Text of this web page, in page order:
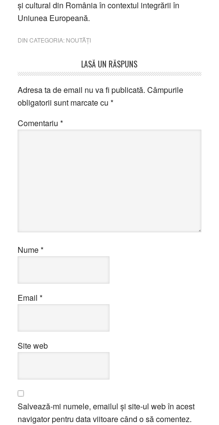
şi cultural din România în contextul integrării în
Uniunea Europeană.
DIN CATEGORIA: NOUTĂȚI
Interactions
LASĂ UN RĂSPUNS
Adresa ta de email nu va fi publicată. Câmpurile
obligatorii sunt marcate cu *
Comentariu *
Nume*
Email *
Site web
Salvează-mi numele, emailul și site-ul web în acest
navigator pentru data viitoare când o să comentez.